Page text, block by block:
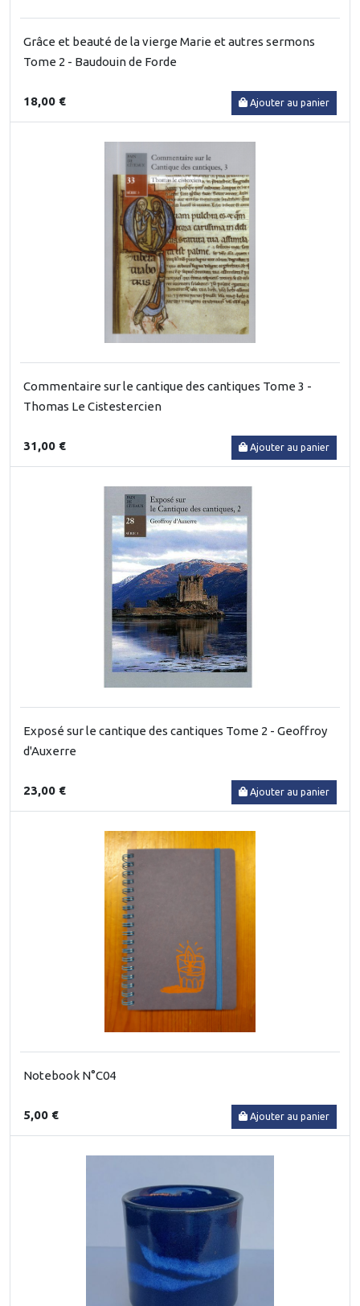
Grâce et beauté de la vierge Marie et autres sermons
Tome 2 - Baudouin de Forde
18,00 € Ajouter au panier
Commentaire sur le cantique des cantiques Tome 3 -
Thomas Le Cistestercien
31,00 € Ajouter au panier
Exposé sur le cantique des cantiques Tome 2 - Geoffroy
d'Auxerre
23,00 € Ajouter au panier
Notebook N°C04
5,00 € Ajouter au panier